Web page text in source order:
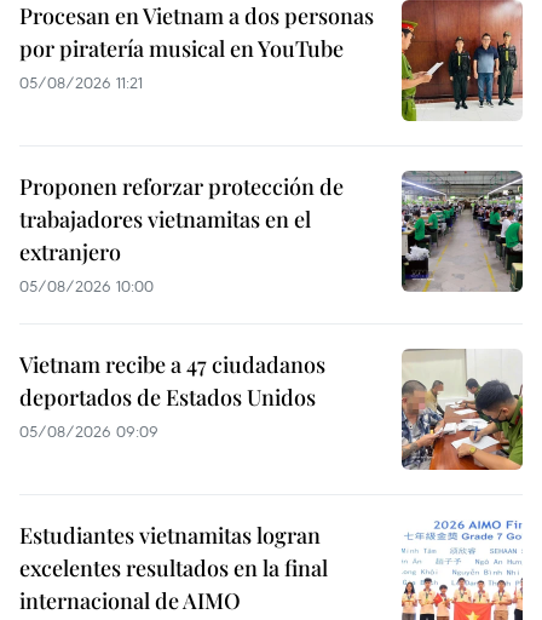
Procesan en Vietnam a dos personas
por piratería musical en YouTube
05/08/2026 11:21
Proponen reforzar protección de
trabajadores vietnamitas en el
extranjero
05/08/2026 10:00
Vietnam recibe a 47 ciudadanos
deportados de Estados Unidos
05/08/2026 09:09
Estudiantes vietnamitas logran
excelentes resultados en la final
internacional de AIMO